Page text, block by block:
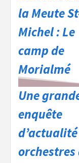
la Meute
Michel : Le
camp de
Morialmé
Une
enquête
d’actualité
orchestres